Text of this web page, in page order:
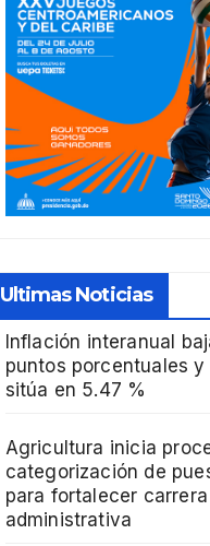
Ultimas Noticias
Inflación interanual
puntos porcentuales y
sitúa en 5.47 %
Agricultura inicia
categorización de
para fortalecer carrera
administrativa